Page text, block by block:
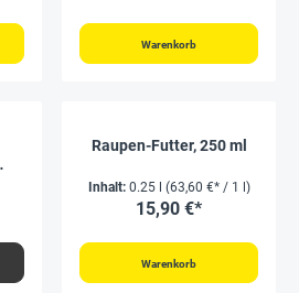
Warenkorb
Raupen-Futter, 250 ml
Inhalt: 0.25 l (63,60 €* / 1 l)
15,90 €*
Warenkorb